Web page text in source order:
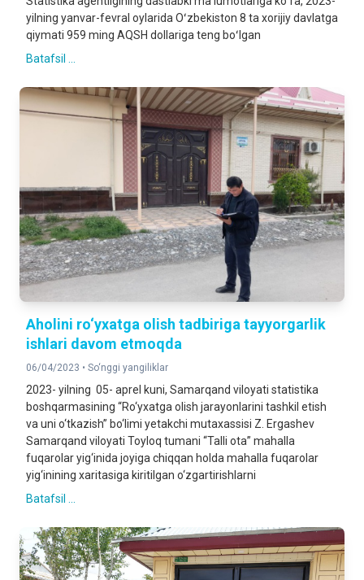
yilning yanvar-fevral oylarida Oʻzbekiston 8 ta xorijiy davlatga
qiymati 959 ming AQSH dollariga teng boʻlgan
Batafsil ...
Aholini ro‘yxatga olish tadbiriga tayyorgarlik
ishlari davom etmoqda
06/04/2023 • So‘nggi yangiliklar
2023- yilning 05- aprel kuni, Samarqand viloyati statistika
boshqarmasining “Ro‘yxatga olish jarayonlarini tashkil etish
va uni o‘tkazish” bo‘limi yetakchi mutaxassisi Z. Ergashev
Samarqand viloyati Toyloq tumani “Talli ota” mahalla
fuqarolar yig‘inida joyiga chiqqan holda mahalla fuqarolar
yig‘inining xaritasiga kiritilgan o‘zgartirishlarni
Batafsil ...